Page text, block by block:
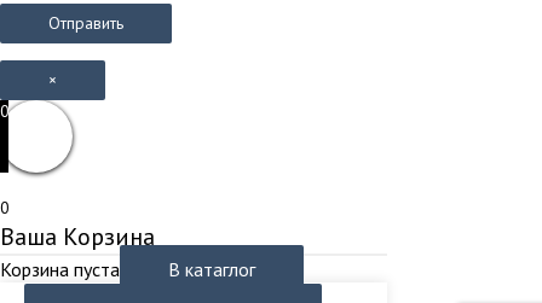
×
0
0
Ваша Корзина
Корзина пуста В катаглог